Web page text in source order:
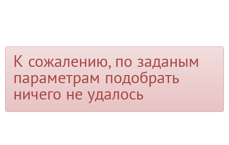
К сожалению, по заданым
параметрам подобрать
ничего не удалось